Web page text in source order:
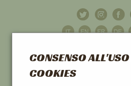
CONSENSO
COOKIES